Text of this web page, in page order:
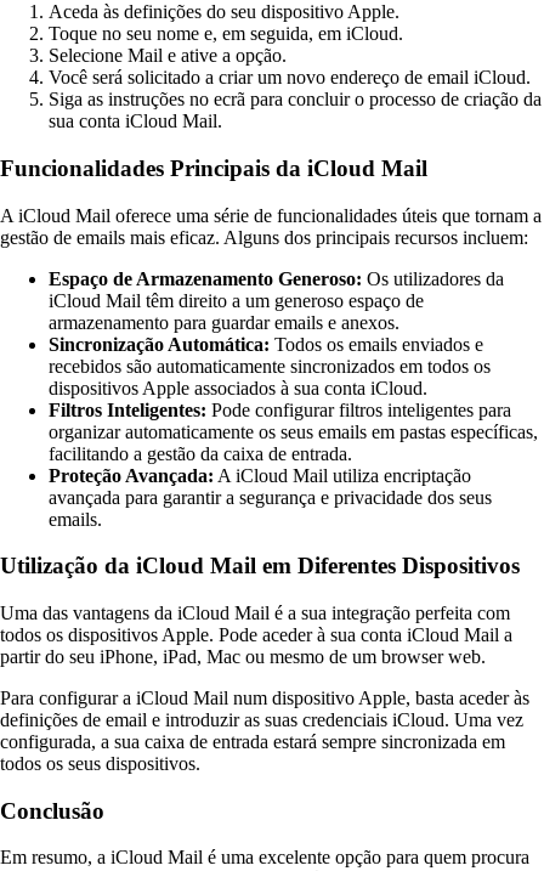
Aceda às definições do seu dispositivo Apple.
Toque no seu nome e, em seguida, em iCloud.
Selecione Mail e ative a opção.
Você será solicitado a criar um novo endereço de email iCloud.
Siga as instruções no ecrã para concluir o processo de criação da
sua conta iCloud Mail.
Funcionalidades Principais da iCloud Mail
A iCloud Mail oferece uma série de funcionalidades úteis que tornam a
gestão de emails mais eficaz. Alguns dos principais recursos incluem:
Espaço de Armazenamento Generoso: Os utilizadores da
iCloud Mail têm direito a um generoso espaço de
armazenamento para guardar emails e anexos.
Sincronização Automática: Todos os emails enviados e
recebidos são automaticamente sincronizados em todos os
dispositivos Apple associados à sua conta iCloud.
Filtros Inteligentes: Pode configurar filtros inteligentes para
organizar automaticamente os seus emails em pastas específicas,
facilitando a gestão da caixa de entrada.
Proteção Avançada: A iCloud Mail utiliza encriptação
avançada para garantir a segurança e privacidade dos seus
emails.
Utilização da iCloud Mail em Diferentes Dispositivos
Uma das vantagens da iCloud Mail é a sua integração perfeita com
todos os dispositivos Apple. Pode aceder à sua conta iCloud Mail a
partir do seu iPhone, iPad, Mac ou mesmo de um browser web.
Para configurar a iCloud Mail num dispositivo Apple, basta aceder às
definições de email e introduzir as suas credenciais iCloud. Uma vez
configurada, a sua caixa de entrada estará sempre sincronizada em
todos os seus dispositivos.
Conclusão
Em resumo, a iCloud Mail é uma excelente opção para quem procura